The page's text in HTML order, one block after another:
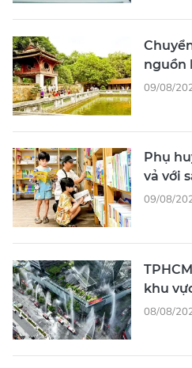
nguồn
09/08/
Phụ
vả với
09/08/
khu
08/08/